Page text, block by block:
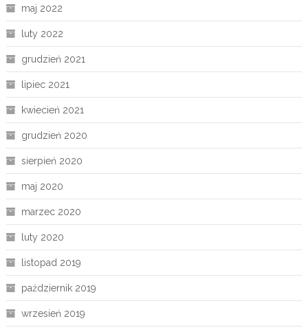
maj 2022
luty 2022
grudzień 2021
lipiec 2021
kwiecień 2021
grudzień 2020
sierpień 2020
maj 2020
marzec 2020
luty 2020
listopad 2019
październik 2019
wrzesień 2019